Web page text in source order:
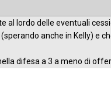
al lordo delle eventuali
anche in Kelly) e
difesa a 3 a meno di